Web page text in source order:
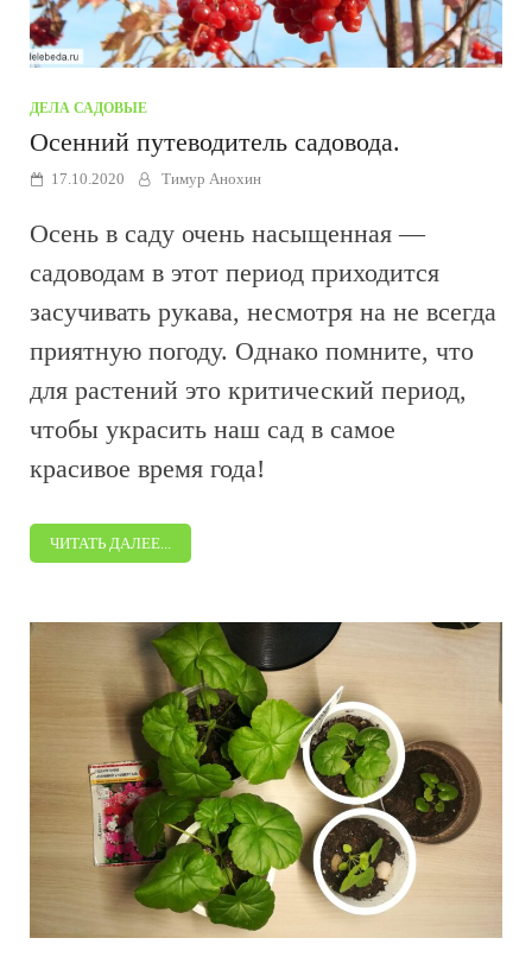
ДЕЛА САДОВЫЕ
Осенний путеводитель садовода.
17.10.2020 Тимур Анохин
Осень в саду очень насыщенная —
садоводам в этот период приходится
засучивать рукава, несмотря на не всегда
приятную погоду. Однако помните, что
для растений это критический период,
чтобы украсить наш сад в самое
красивое время года!
ЧИТАТЬ ДАЛЕЕ...